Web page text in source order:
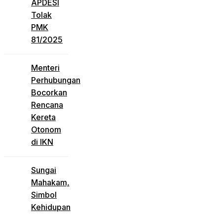
APDESI
Tolak
PMK
81/2025
Menteri
Perhubungan
Bocorkan
Rencana
Kereta
Otonom
di IKN
Sungai
Mahakam,
Simbol
Kehidupan